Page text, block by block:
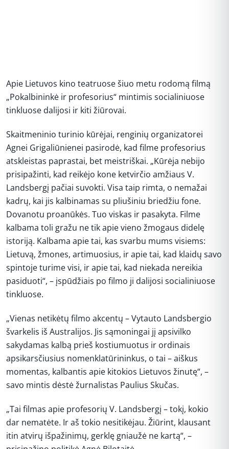
Apie Lietuvos kino teatruose šiuo metu rodomą filmą
„Pokalbininkė ir profesorius“ mintimis socialiniuose
tinkluose dalijosi ir kiti žiūrovai.
Skaitmeninio turinio kūrėjai, renginių organizatorei
Agnei Grigaliūnienei pasirodė, kad filme profesorius
atskleistas paprastai, bet meistriškai. „Kūrėja nebijo
prisipažinti, kad reikėjo kone ketvirčio amžiaus V.
Landsbergį pačiai suvokti. Visa taip rimta, o nemažai
kadrų, kai jis kalbinamas su pliušiniu briedžiu fone.
Dovanotu proanūkės. Tuo viskas ir pasakyta. Filme
kalbama toli gražu ne tik apie vieno žmogaus didelę
istoriją. Kalbama apie tai, kas svarbu mums visiems:
Lietuvą, žmones, artimuosius, ir apie tai, kad klaidų savo
spintoje turime visi, ir apie tai, kad niekada nereikia
pasiduoti“, – įspūdžiais po filmo ji dalijosi socialiniuose
tinkluose.
„Vienas netikėtų filmo akcentų – Vytauto Landsbergio
švarkelis iš Australijos. Jis sąmoningai jį apsivilko
sakydamas kalbą prieš kostiumuotus ir ordinais
apsikarsčiusius nomenklatūrininkus, o tai – aiškus
momentas, kalbantis apie kitokios Lietuvos žinutęׅ“, –
savo mintis dėstė žurnalistas Paulius Skučas.
„Tai filmas apie profesorių V. Landsbergį – tokį, kokio
dar nematėte. Ir aš tokio nesitikėjau. Žiūrint, klausant
itin atvirų išpažinimų, gerklę gniaužė ne kartą“, –